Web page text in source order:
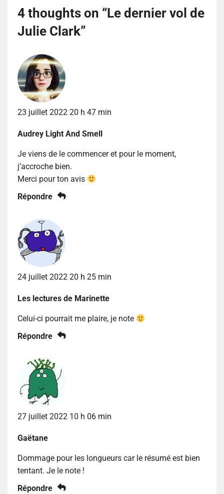
4 thoughts on “Le dernier vol de
Julie Clark”
23 juillet 2022 20 h 47 min
Audrey Light And Smell
Je viens de le commencer et pour le moment,
j’accroche bien.
Merci pour ton avis
Répondre
24 juillet 2022 20 h 25 min
Les lectures de Marinette
Celui-ci pourrait me plaire, je note
Répondre
27 juillet 2022 10 h 06 min
Gaëtane
Dommage pour les longueurs car le résumé est bien
tentant. Je le note !
Répondre